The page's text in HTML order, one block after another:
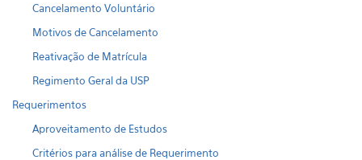
Cancelamento Voluntário
Motivos de Cancelamento
Reativação de Matrícula
Regimento Geral da USP
Requerimentos
Aproveitamento de Estudos
Critérios para análise de Requerimento